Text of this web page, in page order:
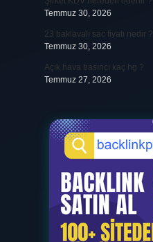
Temmuz 30, 2026
23 baklavalı sac fiyatı nedir ?
Temmuz 30, 2026
Açık hava basıncı kaç hg ?
Temmuz 27, 2026